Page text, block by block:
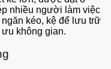
nhiều người làm việc
kéo, kệ để lưu trữ
ưu không gian.